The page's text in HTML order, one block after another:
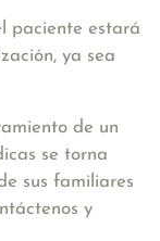
paciente estará
ya sea
de un
se torna
sus familiares
y